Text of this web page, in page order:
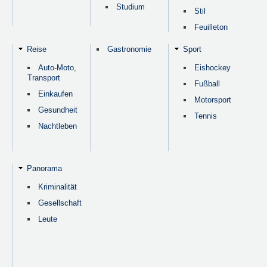
Studium
Stil
Feuilleton
Reise
Auto-Moto,
Transport
Einkaufen
Gesundheit
Nachtleben
Gastronomie Sport
Eishockey
Fußball
Motorsport
Tennis
Panorama
Kriminalität
Gesellschaft
Leute